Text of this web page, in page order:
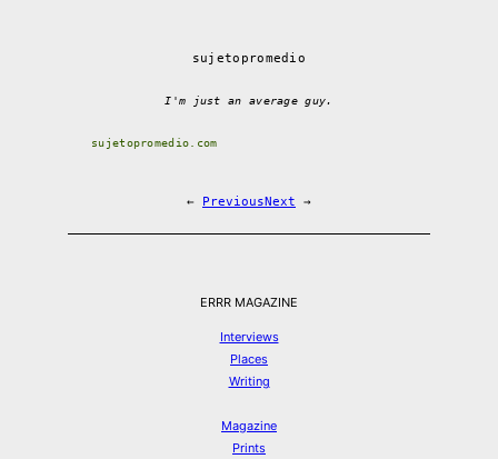
sujetopromedio
I'm just an average guy.
sujetopromedio.com
← PreviousNext →
ERRR MAGAZINE
Interviews
Places
Writing
Magazine
Prints